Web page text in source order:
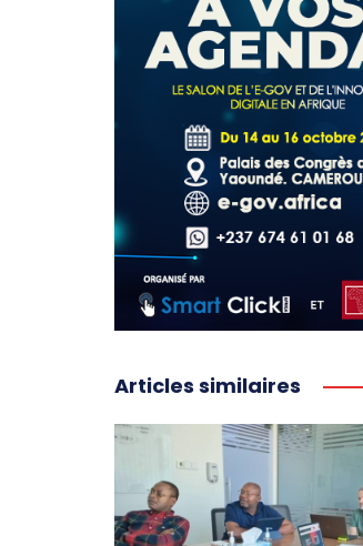
Articles similaires